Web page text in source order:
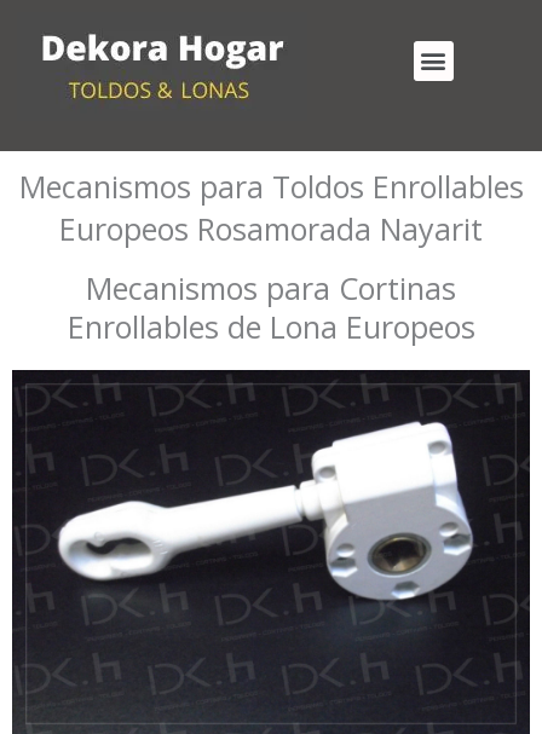
contenido
Menu
Mecanismos para Toldos Enrollables
Europeos Rosamorada Nayarit
Mecanismos para Cortinas
Enrollables de Lona Europeos